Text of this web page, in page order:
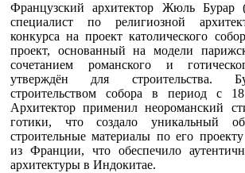
Французский архитектор Жюль
специалист по религиозной
конкурса на проект католического
проект, основанный на модели
сочетанием романского и
утверждён для строительства.
строительством собора в период с
Архитектор применил неороманский
готики, что создало уникальный
строительные материалы по его
из Франции, что обеспечило
архитектуры в Индокитае.